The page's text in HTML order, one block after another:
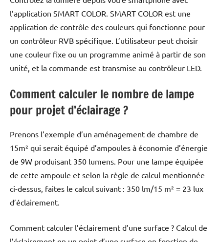
l’application SMART COLOR. SMART COLOR est une
application de contrôle des couleurs qui fonctionne pour
un contrôleur RVB spécifique. L’utilisateur peut choisir
une couleur fixe ou un programme animé à partir de son
unité, et la commande est transmise au contrôleur LED.
Comment calculer le nombre de lampe
pour projet d’éclairage ?
Prenons l’exemple d’un aménagement de chambre de
15m² qui serait équipé d’ampoules à économie d’énergie
de 9W produisant 350 lumens. Pour une lampe équipée
de cette ampoule et selon la règle de calcul mentionnée
ci-dessus, faites le calcul suivant : 350 lm/15 m² = 23 lux
d’éclairement.
Comment calculer l’éclairement d’une surface ? Calcul de